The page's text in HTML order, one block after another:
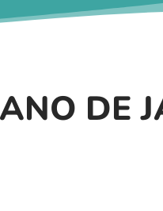
DE